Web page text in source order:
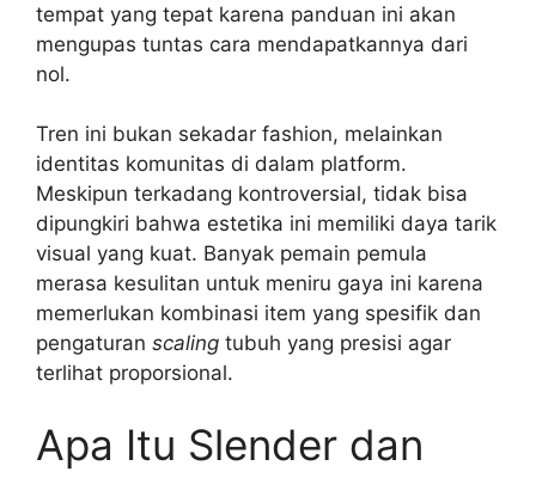
tempat yang tepat karena panduan ini akan
mengupas tuntas cara mendapatkannya dari
nol.
Tren ini bukan sekadar fashion, melainkan
identitas komunitas di dalam platform.
Meskipun terkadang kontroversial, tidak bisa
dipungkiri bahwa estetika ini memiliki daya tarik
visual yang kuat. Banyak pemain pemula
merasa kesulitan untuk meniru gaya ini karena
memerlukan kombinasi item yang spesifik dan
pengaturan scaling tubuh yang presisi agar
terlihat proporsional.
Apa Itu Slender dan